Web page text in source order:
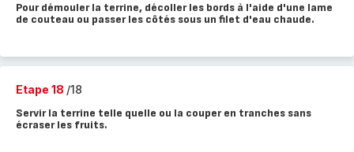
Pour démouler la terrine, décoller les bords à l'aide d'une lame
de couteau ou passer les côtés sous un filet d'eau chaude.
Etape 18 /18
Servir la terrine telle quelle ou la couper en tranches sans
écraser les fruits.